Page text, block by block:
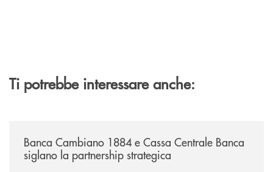
Ti potrebbe interessare anche:
Banca Cambiano 1884 e Cassa Centrale Banca
siglano la partnership strategica